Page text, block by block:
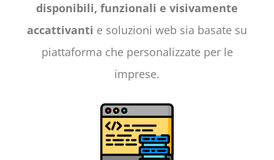
disponibili, funzionali e visivamente
accattivanti e soluzioni web sia basate su
piattaforma che personalizzate per le
imprese.